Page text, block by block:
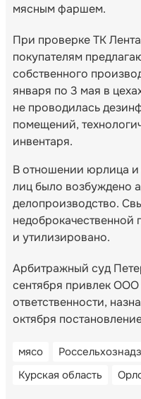
мясным фаршем.
При проверке ТК
покупателям
собственного
января по 3 мая в
не проводилась
помещений,
инвентаря.
В отношении юрлица и
лиц было возбуждено
делопроизводство.
недоброкачественной
и утилизировано.
Арбитражный суд
сентября привлек ООО
ответственности,
октября
мясо
Курская область